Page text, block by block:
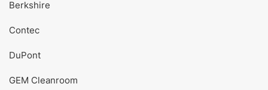
Berkshire
Contec
DuPont
GEM Cleanroom